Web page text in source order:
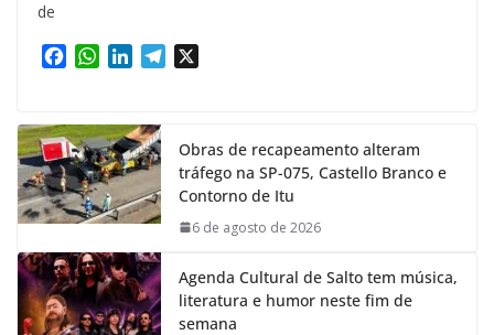
de
e
b
o
o
k
W
t
s
A
p
p
k
e
d
I
n
m
Obras de recapeamento alteram
tráfego na SP-075, Castello Branco e
Contorno de Itu
6 de agosto de 2026
Agenda Cultural de Salto tem música,
literatura e humor neste fim de
semana